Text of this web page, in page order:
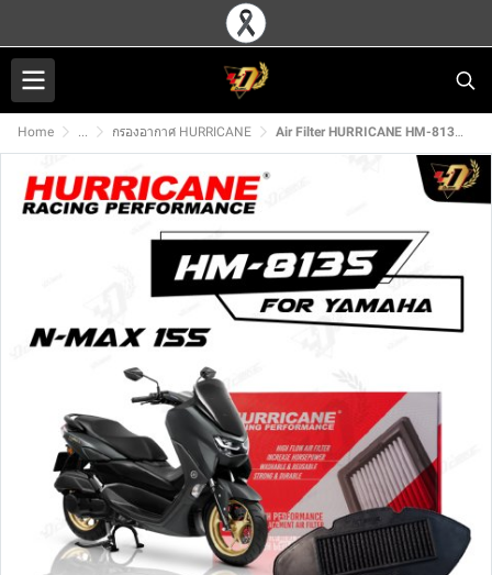
Home ... กรองอากาศ HURRICANE Air Filter HURRICANE HM-8135 For NMAX155